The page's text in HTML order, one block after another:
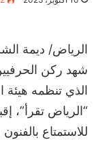
الرياض/ ديمة
الذي تنظمه هيئة
“الرياض تقرأ”،
للاستمتاع